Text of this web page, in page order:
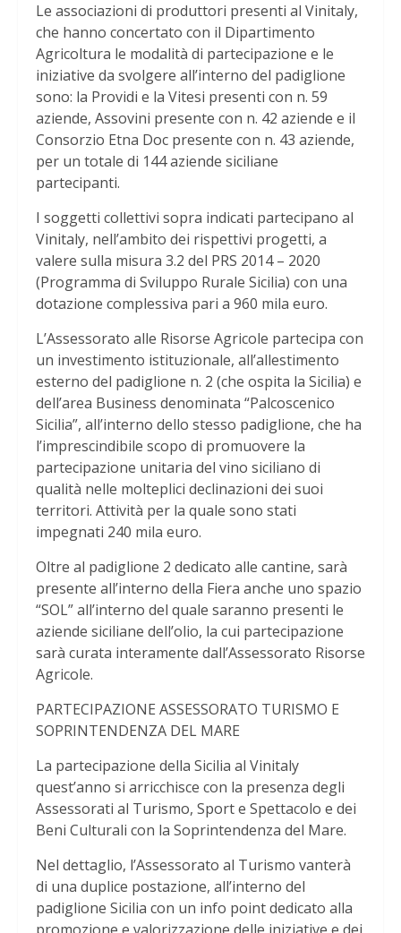
Le associazioni di produttori presenti al Vinitaly,
che hanno concertato con il Dipartimento
Agricoltura le modalità di partecipazione e le
iniziative da svolgere all’interno del padiglione
sono: la Providi e la Vitesi presenti con n. 59
aziende, Assovini presente con n. 42 aziende e il
Consorzio Etna Doc presente con n. 43 aziende,
per un totale di 144 aziende siciliane
partecipanti.
I soggetti collettivi sopra indicati partecipano al
Vinitaly, nell’ambito dei rispettivi progetti, a
valere sulla misura 3.2 del PRS 2014 – 2020
(Programma di Sviluppo Rurale Sicilia) con una
dotazione complessiva pari a 960 mila euro.
L’Assessorato alle Risorse Agricole partecipa con
un investimento istituzionale, all’allestimento
esterno del padiglione n. 2 (che ospita la Sicilia) e
dell’area Business denominata “Palcoscenico
Sicilia”, all’interno dello stesso padiglione, che ha
l’imprescindibile scopo di promuovere la
partecipazione unitaria del vino siciliano di
qualità nelle molteplici declinazioni dei suoi
territori. Attività per la quale sono stati
impegnati 240 mila euro.
Oltre al padiglione 2 dedicato alle cantine, sarà
presente all’interno della Fiera anche uno spazio
“SOL” all’interno del quale saranno presenti le
aziende siciliane dell’olio, la cui partecipazione
sarà curata interamente dall’Assessorato Risorse
Agricole.
PARTECIPAZIONE ASSESSORATO TURISMO E
SOPRINTENDENZA DEL MARE
La partecipazione della Sicilia al Vinitaly
quest’anno si arricchisce con la presenza degli
Assessorati al Turismo, Sport e Spettacolo e dei
Beni Culturali con la Soprintendenza del Mare.
Nel dettaglio, l’Assessorato al Turismo vanterà
di una duplice postazione, all’interno del
padiglione Sicilia con un info point dedicato alla